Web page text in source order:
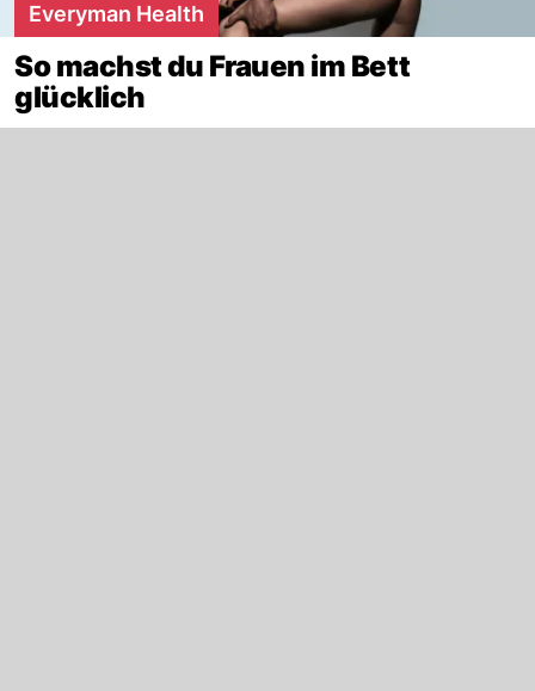
Everyman Health
So machst du Frauen im Bett
glücklich